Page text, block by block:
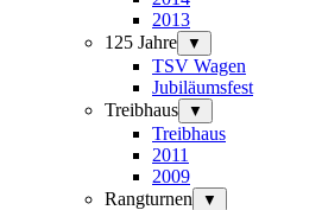
2013
125 Jahre
▼
TSV Wagen
Jubiläumsfest
Treibhaus
▼
Treibhaus
2011
2009
Rangturnen
▼